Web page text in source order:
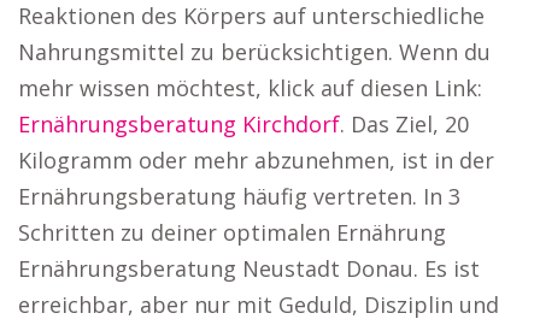
Reaktionen des Körpers auf unterschiedliche
Nahrungsmittel zu berücksichtigen. Wenn du
mehr wissen möchtest, klick auf diesen Link:
Ernährungsberatung Kirchdorf. Das Ziel, 20
Kilogramm oder mehr abzunehmen, ist in der
Ernährungsberatung häufig vertreten. In 3
Schritten zu deiner optimalen Ernährung
Ernährungsberatung Neustadt Donau. Es ist
erreichbar, aber nur mit Geduld, Disziplin und